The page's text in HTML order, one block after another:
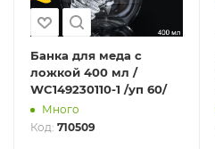
Банка для меда с
ложкой 400 мл /
WC149230110-1 /уп 60/
Много
Код: 710509